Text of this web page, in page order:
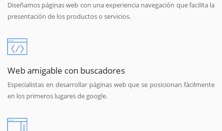
Diseñamos páginas web con una experiencia navegación que facilita la
presentación de los productos o servicios.
Web amigable con buscadores
Especialistas en desarrollar páginas web que se posicionan fácilmente
en los primeros lugares de google.